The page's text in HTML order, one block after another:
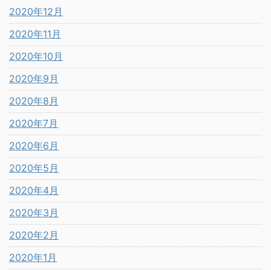
2020年12月
2020年11月
2020年10月
2020年9月
2020年8月
2020年7月
2020年6月
2020年5月
2020年4月
2020年3月
2020年2月
2020年1月